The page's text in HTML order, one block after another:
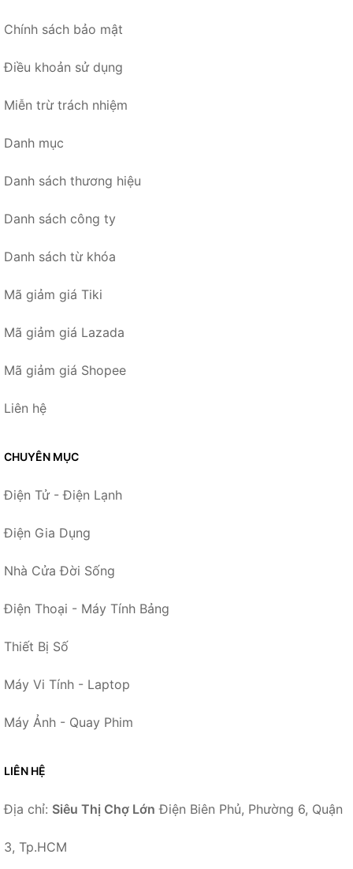
Chính sách bảo mật
Điều khoản sử dụng
Miễn trừ trách nhiệm
Danh mục
Danh sách thương hiệu
Danh sách công ty
Danh sách từ khóa
Mã giảm giá Tiki
Mã giảm giá Lazada
Mã giảm giá Shopee
Liên hệ
CHUYÊN MỤC
Điện Tử - Điện Lạnh
Điện Gia Dụng
Nhà Cửa Đời Sống
Điện Thoại - Máy Tính Bảng
Thiết Bị Số
Máy Vi Tính - Laptop
Máy Ảnh - Quay Phim
LIÊN HỆ
Địa chỉ: Siêu Thị Chợ Lớn Điện Biên Phủ, Phường 6, Quận
3, Tp.HCM